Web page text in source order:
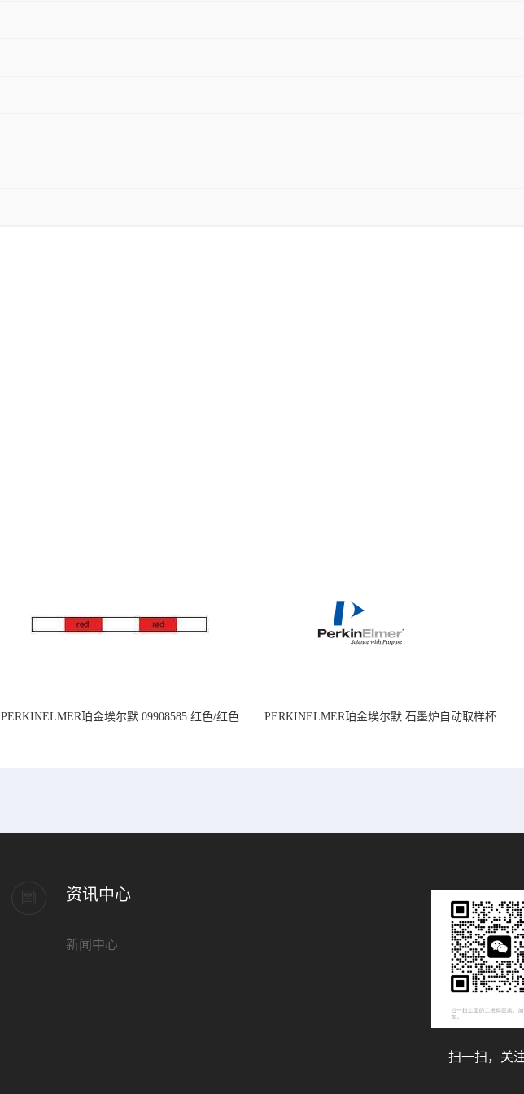
PERKINELMER珀金埃尔默 09908585 红色/红色
PERKINELMER珀金埃尔默 石墨炉自动取样杯
资讯中心
新闻中心
扫一扫，关